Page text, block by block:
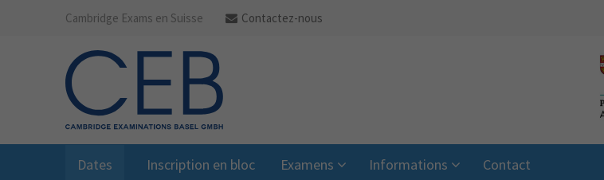
Cambridge Exams en Suisse Contactez-nous
Dates Inscription en bloc Examens Informations Contact